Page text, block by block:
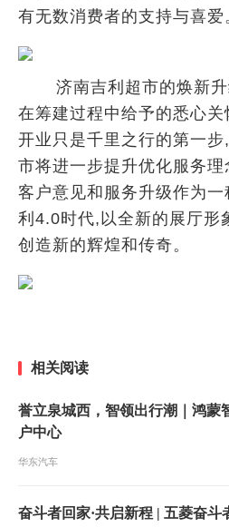
有无数消费者的支持与喜爱
济南吉利超市的焕新
在筹建过程中给予的悉心
开业只是千里之行的第一
市将进一步提升优化服务
客户意见和服务升级作为
利4.0时代,以全新的展厅形
创造新的辉煌和传奇。
相关阅读
誉立泉城西，智领出行潮｜鸿蒙
户中心
华东汽车
奋斗者回家·共启新程 | 五菱奋